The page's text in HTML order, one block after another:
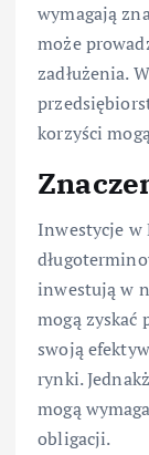
wymagają
może
zadłużenia.
korzyści
Inwestycje w
inwestują w
mogą zyskać
swoją
rynki.
mogą
obligacji.